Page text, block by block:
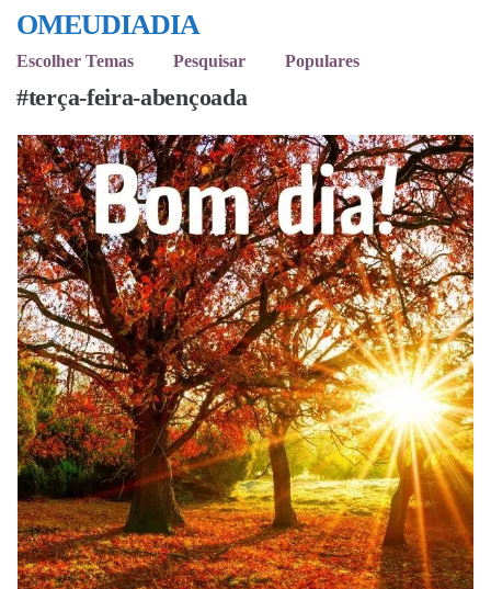
OMEUDIADIA
Escolher Temas Pesquisar Populares
#terça-feira-abençoada